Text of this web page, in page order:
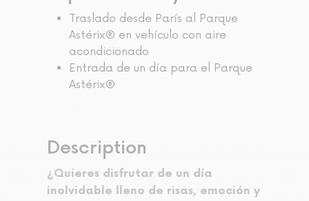
Traslado desde París al Parque
Astérix® en vehículo con aire
acondicionado
Entrada de un día para el Parque
Astérix®
Description
¿Quieres disfrutar de un día
inolvidable lleno de risas, emoción y